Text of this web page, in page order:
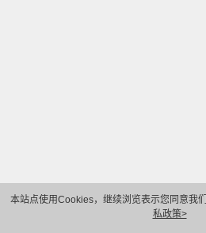
本站点使用Cookies，继续浏览表示您同意我
私政策>